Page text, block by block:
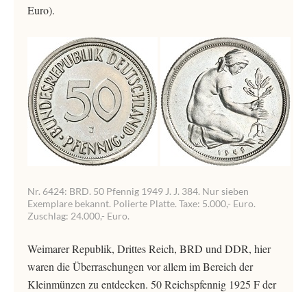
Euro).
Nr. 6424: BRD. 50 Pfennig 1949 J. J. 384. Nur sieben
Exemplare bekannt. Polierte Platte. Taxe: 5.000,- Euro.
Zuschlag: 24.000,- Euro.
Weimarer Republik, Drittes Reich, BRD und DDR, hier
waren die Überraschungen vor allem im Bereich der
Kleinmünzen zu entdecken. 50 Reichspfennig 1925 F der